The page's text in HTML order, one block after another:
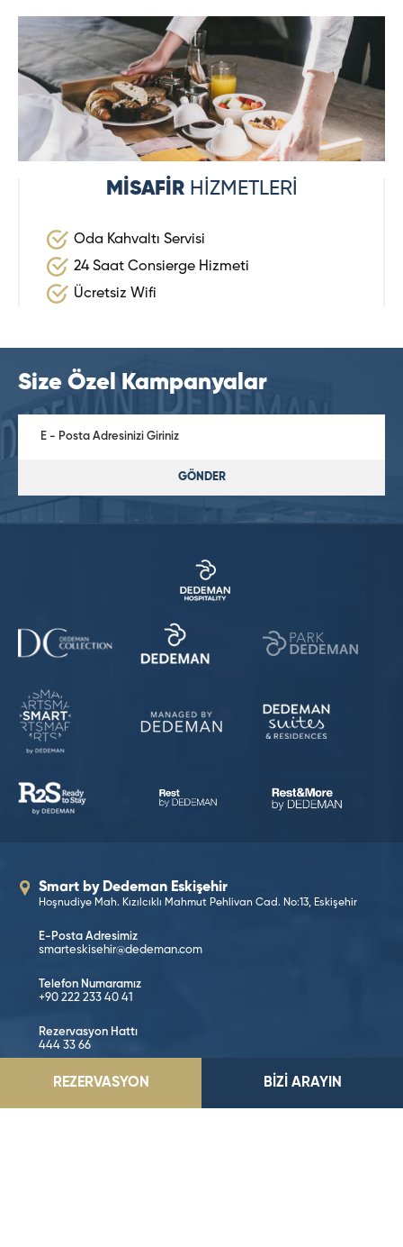
MİSAFİRHİZMETLERİ
Oda Kahvaltı Servisi
24 Saat Consierge Hizmeti
Ücretsiz Wifi
Size Özel Kampanyalar
GÖNDER
Smart by Dedeman Eskişehir
Hoşnudiye Mah. Kızılcıklı Mahmut Pehlivan Cad. No:13, Eskişehir
E-Posta Adresimiz
smarteskisehir@dedeman.com
Telefon Numaramız
+90 222 233 40 41
Rezervasyon Hattı
444 33 66
REZERVASYON BİZİ ARAYIN